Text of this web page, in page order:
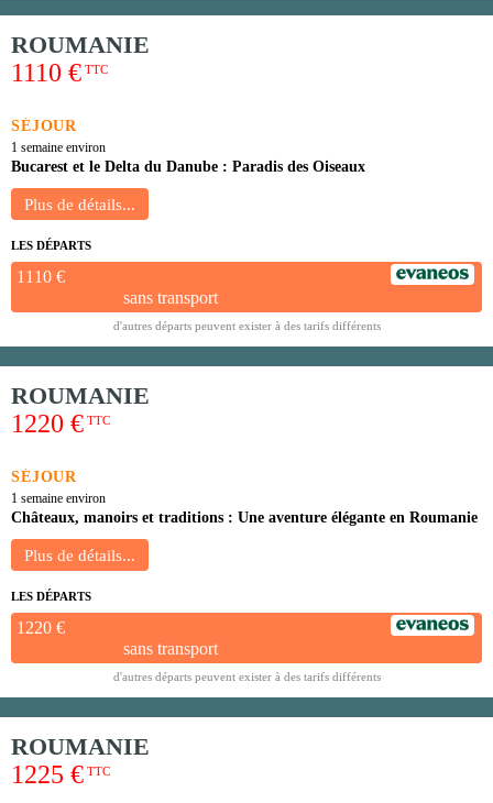
ROUMANIE
1110 € TTC
SÉJOUR
1 semaine environ
Bucarest et le Delta du Danube : Paradis des Oiseaux
LES DÉPARTS
1110 €
sans transport
d'autres départs peuvent exister à des tarifs différents
ROUMANIE
1220 € TTC
SÉJOUR
1 semaine environ
Châteaux, manoirs et traditions : Une aventure élégante en Roumanie
LES DÉPARTS
1220 €
sans transport
d'autres départs peuvent exister à des tarifs différents
ROUMANIE
1225 € TTC